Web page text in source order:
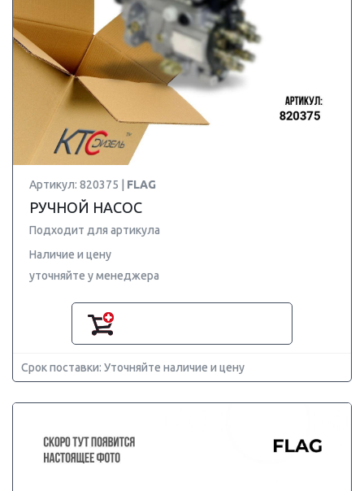
Артикул: 820375 | FLAG
РУЧНОЙ НАСОС
Подходит для артикула
Наличие и цену
уточняйте у менеджера
Срок поставки: Уточняйте наличие и цену